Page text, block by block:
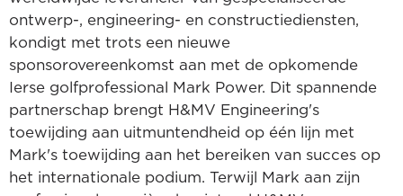
ontwerp-, engineering- en constructiediensten,
kondigt met trots een nieuwe
sponsorovereenkomst aan met de opkomende
Ierse golfprofessional Mark Power. Dit spannende
partnerschap brengt H&MV Engineering's
toewijding aan uitmuntendheid op één lijn met
Mark's toewijding aan het bereiken van succes op
het internationale podium. Terwijl Mark aan zijn